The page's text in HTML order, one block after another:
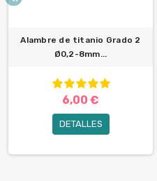
Alambre de titanio Grado 2
Ø0,2-8mm...
6,00 €
DETALLES